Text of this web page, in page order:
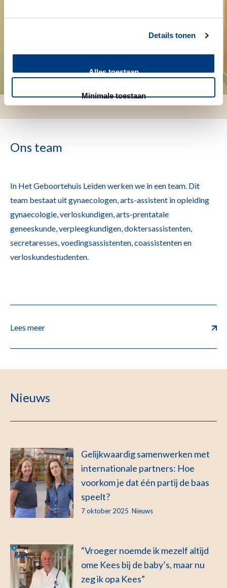
Details tonen
Alles toestaan
Minimale toestaan
Ons team
In Het Geboortehuis Leiden werken we in een team. Dit
team bestaat uit gynaecologen, arts-assistent in opleiding
gynaecologie, verloskundigen, arts-prentatale
geneeskunde, verpleegkundigen, doktersassistenten,
secretaresses, voedingsassistenten, coassistenten en
verloskundestudenten.
Lees meer
Nieuws
Gelijkwaardig samenwerken met
internationale partners: Hoe
voorkom je dat één partij de baas
speelt?
7 oktober 2025 Nieuws
“Vroeger noemde ik mezelf altijd
ome Kees bij de baby’s, maar nu
zeg ik opa Kees”